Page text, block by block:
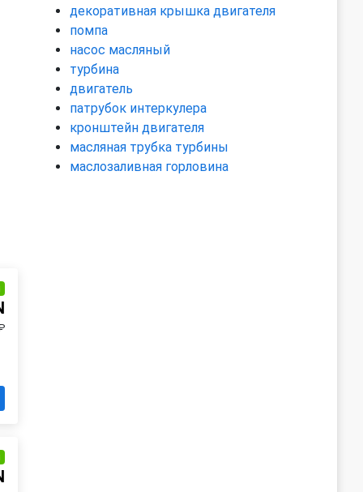
декоративная крышка двигателя
помпа
насос масляный
турбина
двигатель
патрубок интеркулера
кронштейн двигателя
масляная трубка турбины
маслозаливная горловина